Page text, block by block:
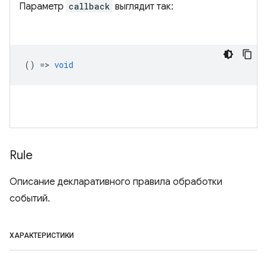
Параметр callback выглядит так:
() => void
Rule
Описание декларативного правила обработки
событий.
ХАРАКТЕРИСТИКИ